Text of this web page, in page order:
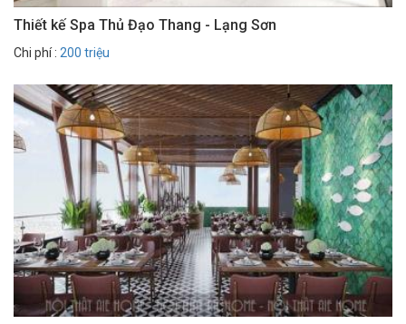
Thiết kế Spa Thủ Đạo Thang - Lạng Sơn
Chi phí : 200 triệu